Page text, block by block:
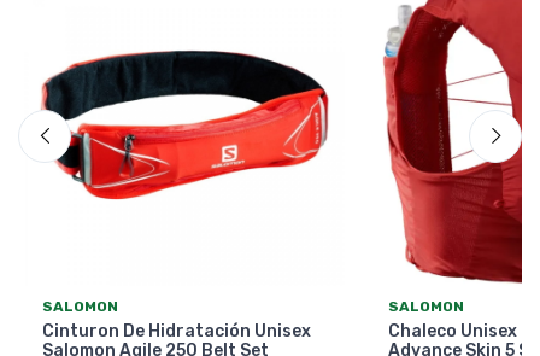
SALOMON
Cinturon De Hidratación Unisex
Salomon Agile 250 Belt Set
SALOMON
Chaleco Unisex
Advance Skin 5